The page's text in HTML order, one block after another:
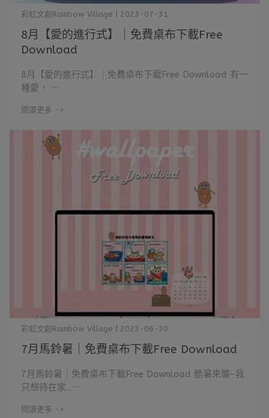
8月【愛的進行式】｜免費桌布下載Free
Download
彩虹文創Rainbow Village | 2023-07-31
8月【愛的進行式】｜免費桌布下載Free Download 有一
種愛， ⋯
閱讀更多 ->
7月馬鈴暑｜免費桌布下載Free Download
彩虹文創Rainbow Village | 2023-06-30
7月馬鈴暑｜免費桌布下載Free Download 酷暑來襲~我
只想待在家..⋯
閱讀更多 ->